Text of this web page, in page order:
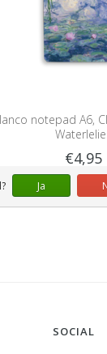
notepad A6,
€4,95
SOCIAL
Ja